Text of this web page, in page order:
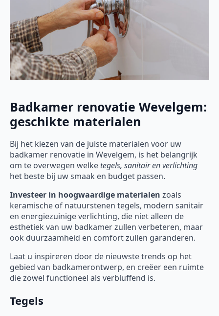
Badkamer renovatie Wevelgem:
geschikte materialen
Bij het kiezen van de juiste materialen voor uw
badkamer renovatie in Wevelgem, is het belangrijk
om te overwegen welke tegels, sanitair en verlichting
het beste bij uw smaak en budget passen.
Investeer in hoogwaardige materialen zoals
keramische of natuurstenen tegels, modern sanitair
en energiezuinige verlichting, die niet alleen de
esthetiek van uw badkamer zullen verbeteren, maar
ook duurzaamheid en comfort zullen garanderen.
Laat u inspireren door de nieuwste trends op het
gebied van badkamerontwerp, en creëer een ruimte
die zowel functioneel als verbluffend is.
Tegels